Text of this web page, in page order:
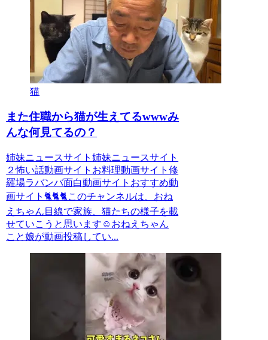
猫
また住職から猫が生えてるwwwみ
んな何見てるの？
姉妹ニュースサイト姉妹ニュースサイト
２怖い話動画サイトお料理動画サイト修
羅場ラバンバ面白動画サイトおすすめ動
画サイト🐈🐈🐈このチャンネルは、おね
えちゃん目線で家族、猫たちの様子を載
せていこうと思います☺️おねえちゃん
こと娘が動画投稿してい...